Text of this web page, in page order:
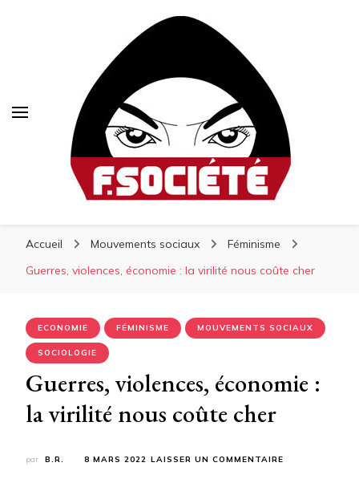
Fsociété
Accueil Mouvements sociaux
Féminisme
Guerres, violences, économie : la virilité nous coûte cher
ECONOMIE FÉMINISME MOUVEMENTS SOCIAUX
SOCIOLOGIE
Guerres, violences, économie :
la virilité nous coûte cher
par B.R. 8 MARS 2022 LAISSER UN COMMENTAIRE